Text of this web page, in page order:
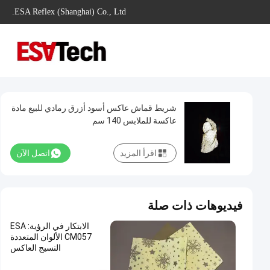
ESA Reflex (Shanghai) Co., Ltd.
شريط قماش عاكس أسود أزرق رمادي للبيع مادة
عاكسة للملابس 140 سم
اتصل الآن اقرأ المزيد
فيديوهات ذات صلة
الابتكار في الرؤية: ESA
CM057 الألوان المتعددة
النسيج العاكس